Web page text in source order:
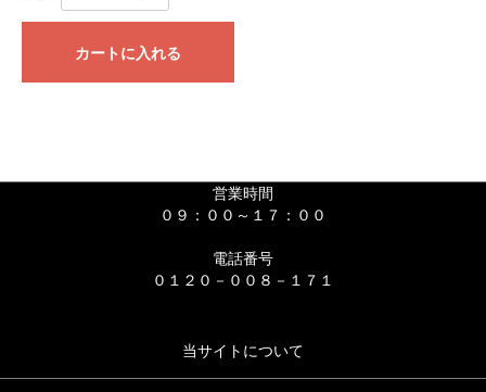
カートに入れる
営業時間
０９：００～１７：００
電話番号
０１２０－００８－１７１
当サイトについて